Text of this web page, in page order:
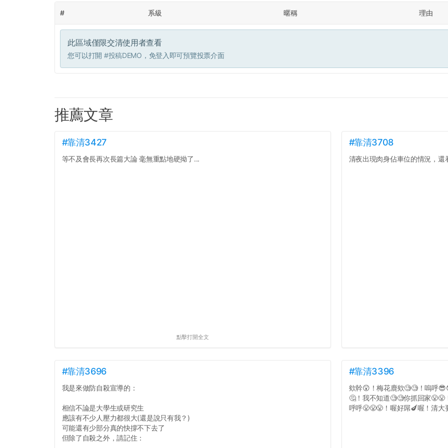
# 系級 暱稱 理由
此區域僅限交清使用者查看
您可以打開 #投稿DEMO ，免登入即可預覽投票介面
推薦文章
#靠清3427
等不及會長再次長篇大論 毫無重點地硬拗了...
點擊打開全文
#靠清3708
清夜出現肉身佔車位的情況，還
#靠清3696
我是來做防自殺宣導的：
相信不論是大學生或研究生
應該有不少人壓力都很大(還是說只有我？)
可能還有少部分真的快撐不下去了
但除了自殺之外，請記住：
#靠清3396
欸幹😲！梅花鹿欸🧐🧐！嗚呼
🤔！我不知道🧐🧐你抓回家
呼呼😤😤😤！喔好屌🍆喔！清